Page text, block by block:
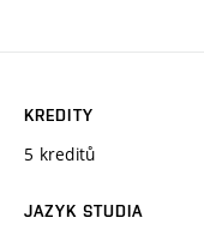
KREDITY
5 kreditů
JAZYK STUDIA